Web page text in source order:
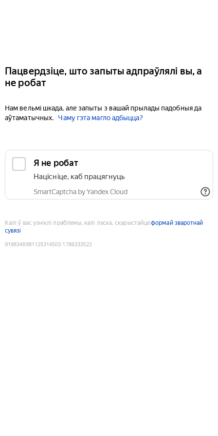
Пацвердзіце, што запыты адпраўлялі вы, а
не робат
Нам вельмі шкада, але запыты з вашай прылады падобныя да
аўтаматычных.
Чаму гэта магло адбыцца?
Я не робат
Націсніце, каб працягнуць
SmartCaptcha by Yandex Cloud
Калі ў вас узніклі праблемы, калі ласка, скарыстайцеформай зваротнай
сувязі
9198348981125314503:1786333522